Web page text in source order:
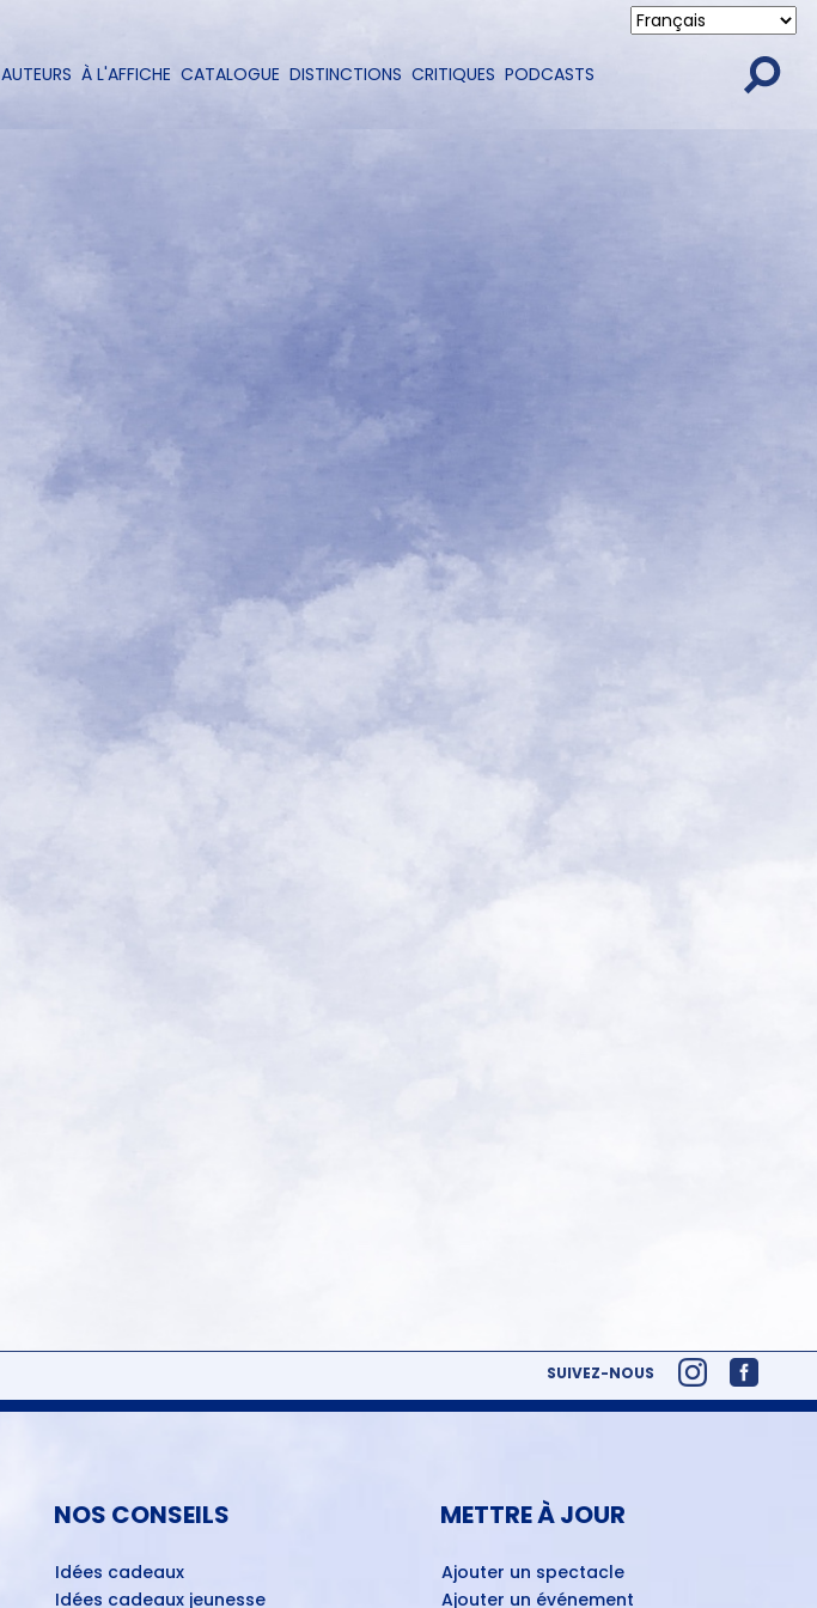
contenu
AUTEURS À L'AFFICHE CATALOGUE DISTINCTIONS CRITIQUES PODCASTS
SUIVEZ-NOUS
NOS CONSEILS
Idées cadeaux
Idées cadeaux jeunesse
METTRE À JOUR
Ajouter un spectacle
Ajouter un événement